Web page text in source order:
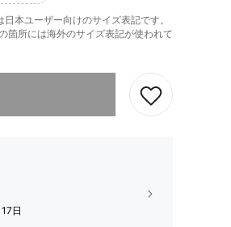
本ユーザー向けのサイズ表記です。
箇所には海外のサイズ表記が使われて
日